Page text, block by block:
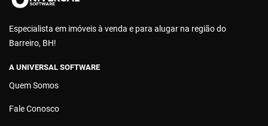
Especialista em imóveis à venda e para alugar na região do
Barreiro, BH!
A UNIVERSAL SOFTWARE
Quem Somos
Fale Conosco